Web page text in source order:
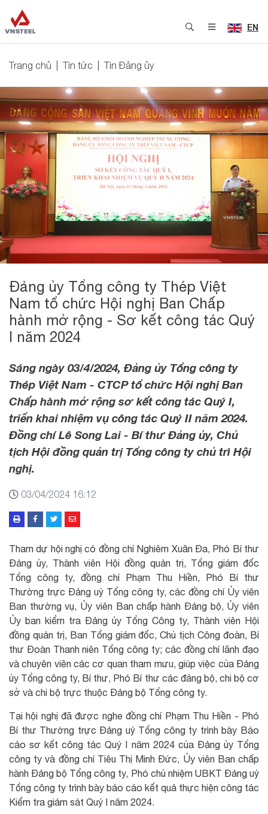
EN
Trang chủ Tin tức Tin Đảng ủy
Đảng ủy Tổng công ty Thép Việt
Nam tổ chức Hội nghị Ban Chấp
hành mở rộng - Sơ kết công tác Quý
I năm 2024
Sáng ngày 03/4/2024, Đảng ủy Tổng công ty
Thép Việt Nam - CTCP tổ chức Hội nghị Ban
Chấp hành mở rộng sơ kết công tác Quý I,
triển khai nhiệm vụ công tác Quý II năm 2024.
Đồng chí Lê Song Lai - Bí thư Đảng ủy, Chủ
tịch Hội đồng quản trị Tổng công ty chủ trì Hội
nghị.
03/04/2024 16:12
Tham dự hội nghị có đồng chí Nghiêm Xuân Đa, Phó Bí thư
Đảng ủy, Thành viên Hội đồng quản trị, Tổng giám đốc
Tổng công ty, đồng chí Phạm Thu Hiền, Phó Bí thư
Thường trực Đảng uỷ Tổng công ty, các đồng chí Ủy viên
Ban thường vụ, Ủy viên Ban chấp hành Đảng bộ, Ủy viên
Ủy ban kiểm tra Đảng ủy Tổng Công ty, Thành viên Hội
đồng quản trị, Ban Tổng giám đốc, Chủ tịch Công đoàn, Bí
thư Đoàn Thanh niên Tổng công ty; các đồng chí lãnh đạo
và chuyên viên các cơ quan tham mưu, giúp việc của Đảng
ủy Tổng công ty, Bí thư, Phó Bí thư các đảng bộ, chi bộ cơ
sở và chi bộ trực thuộc Đảng bộ Tổng công ty.
Tại hội nghị đã được nghe đồng chí Phạm Thu Hiền - Phó
Bí thư Thường trực Đảng uỷ Tổng công ty trình bày Báo
cáo sơ kết công tác Quý I năm 2024 của Đảng ủy Tổng
công ty và đồng chí Tiêu Thị Minh Đức, Ủy viên Ban chấp
hành Đảng bộ Tổng công ty, Phó chủ nhiệm UBKT Đảng uỷ
Tổng công ty trình bày báo cáo kết quả thực hiện công tác
Kiểm tra giám sát Quý I năm 2024.